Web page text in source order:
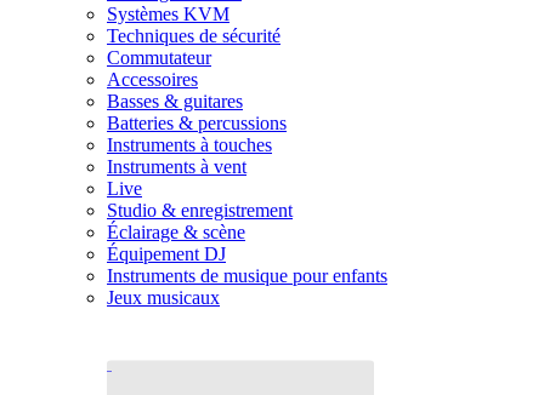
Systèmes KVM
Techniques de sécurité
Commutateur
Accessoires
Basses & guitares
Batteries & percussions
Instruments à touches
Instruments à vent
Live
Studio & enregistrement
Éclairage & scène
Équipement DJ
Instruments de musique pour enfants
Jeux musicaux